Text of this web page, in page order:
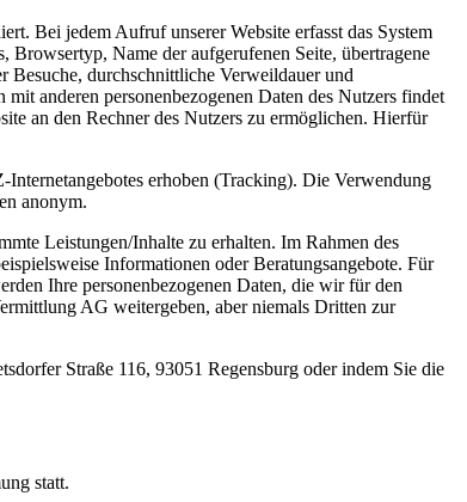
Bei jedem Aufruf unserer Website erfasst das System
Name der aufgerufenen Seite, übertragene
durchschnittliche Verweildauer und
anderen personenbezogenen Daten des Nutzers findet
an den Rechner des Nutzers zu ermöglichen. Hierfür
erhoben (Tracking). Die Verwendung
anonym.
Leistungen/Inhalte zu erhalten. Im Rahmen des
Informationen oder Beratungsangebote. Für
Ihre personenbezogenen Daten, die wir für den
AG weitergeben, aber niemals Dritten zur
Straße 116, 93051 Regensburg oder indem Sie die
statt.